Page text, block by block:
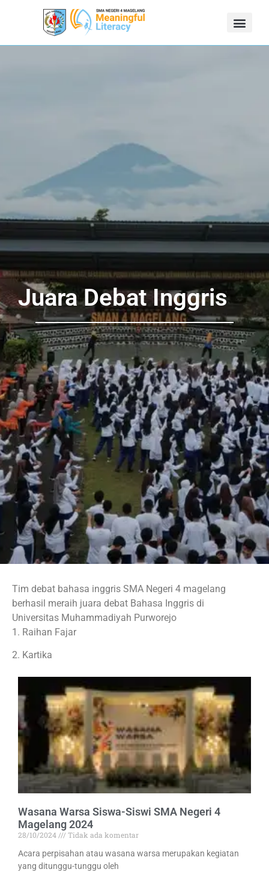
Juara Debat Inggris
Tim debat bahasa inggris SMA Negeri 4 magelang
berhasil meraih juara debat Bahasa Inggris di
Universitas Muhammadiyah Purworejo
1. Raihan Fajar
2. Kartika
Wasana Warsa Siswa-Siswi SMA Negeri 4
Magelang 2024
28/10/2024
Tidak ada komentar
Acara perpisahan atau wasana warsa merupakan kegiatan
yang ditunggu-tunggu oleh